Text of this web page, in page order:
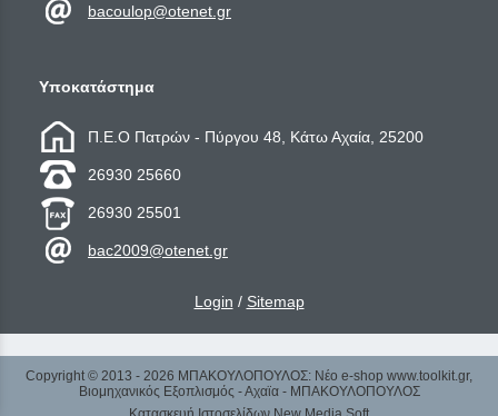
bacoulop@otenet.gr
Υποκατάστημα
Π.Ε.Ο Πατρών - Πύργου 48, Κάτω Αχαία, 25200
26930 25660
26930 25501
bac2009@otenet.gr
Login / Sitemap
Copyright © 2013 - 2026 ΜΠΑΚΟΥΛΟΠΟΥΛΟΣ: Νέο e-shop www.toolkit.gr,
Βιομηχανικός Εξοπλισμός - Αχαϊα - ΜΠΑΚΟΥΛΟΠΟΥΛΟΣ